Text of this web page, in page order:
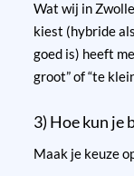
Wat wij in
kiest (hybride
goed is) heeft
groot” of “te
3) Hoe kun je
Maak je keuze